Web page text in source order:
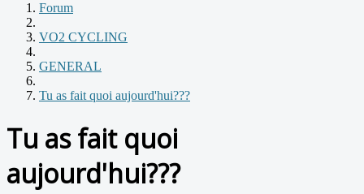
Forum
VO2 CYCLING
GENERAL
Tu as fait quoi aujourd'hui???
Tu as fait quoi
aujourd'hui???